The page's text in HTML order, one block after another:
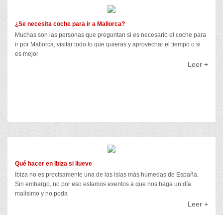
¿Se necesita coche para ir a Mallorca?
Muchas son las personas que preguntan si es necesario el coche para
ir por Mallorca, visitar todo lo que quieras y aprovechar el tiempo o si
es mejor
Leer +
Qué hacer en Ibiza si llueve
Ibiza no es precisamente una de las islas más húmedas de España.
Sin embargo, no por eso estamos exentos a que nos haga un día
malísimo y no poda
Leer +